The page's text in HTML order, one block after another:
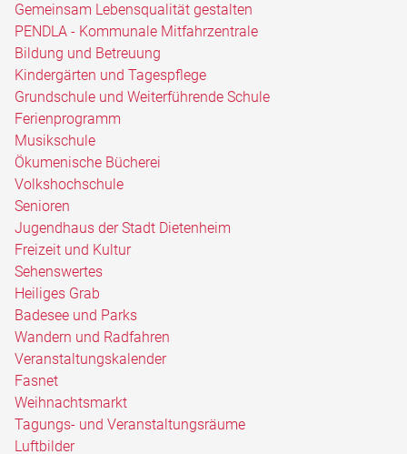
Gemeinsam Lebensqualität gestalten
PENDLA - Kommunale Mitfahrzentrale
Bildung und Betreuung
Kindergärten und Tagespflege
Grundschule und Weiterführende Schule
Ferienprogramm
Musikschule
Ökumenische Bücherei
Volkshochschule
Senioren
Jugendhaus der Stadt Dietenheim
Freizeit und Kultur
Sehenswertes
Heiliges Grab
Badesee und Parks
Wandern und Radfahren
Veranstaltungskalender
Fasnet
Weihnachtsmarkt
Tagungs- und Veranstaltungsräume
Luftbilder